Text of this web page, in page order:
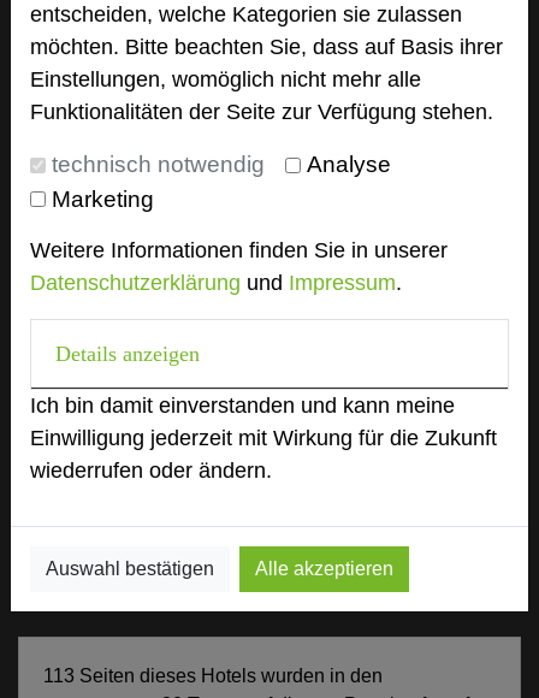
entscheiden, welche Kategorien sie zulassen
möchten. Bitte beachten Sie, dass auf Basis ihrer
Einstellungen, womöglich nicht mehr alle
Funktionalitäten der Seite zur Verfügung stehen.
technisch notwendig
Analyse
Marketing
Weitere Informationen finden Sie in unserer
Datenschutzerklärung und Impressum.
Details anzeigen
Ich bin damit einverstanden und kann meine
Einwilligung jederzeit mit Wirkung für die Zukunft
wiederrufen oder ändern.
Auswahl bestätigen Alle akzeptieren
Hoteldaten
Max. Tagungskapazität (Personen)
U-Form
40
Reihenbestuhlung
Tagungsräume
Ausstellungsfläche 80 qm
Einzelzimmer
Suite
1
Seminar, Konferenz, Event
113 Seiten dieses Hotels wurden in den